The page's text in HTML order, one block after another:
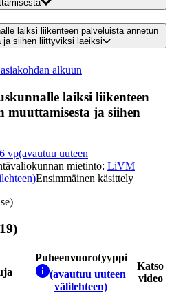
laiksi liikenteen palveluista annetun
ja siihen liittyviksi laeiksi
alkuun
laiksi liikenteen
muuttamisesta ja siihen
vp(avautuu uuteen
mietintö: LiVM
Ensimmäinen käsittely
Puheenvuorotyyppi
(avautuu uuteen
välilehteen)
Katso
video